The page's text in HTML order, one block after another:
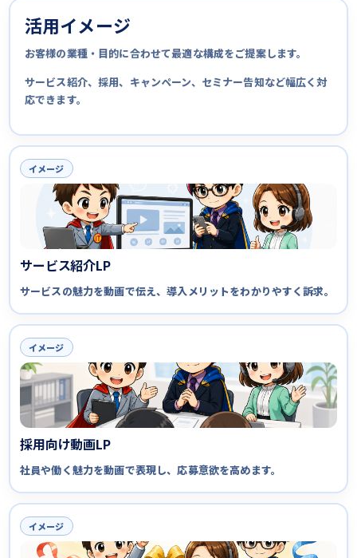
活用イメージ
お客様の業種・目的に合わせて最適な構成をご提案します。
サービス紹介、採用、キャンペーン、セミナー告知など幅広く対
応できます。
イメージ
サービス紹介LP
サービスの魅力を動画で伝え、導入メリットをわかりやすく訴求。
イメージ
採用向け動画LP
社員や働く魅力を動画で表現し、応募意欲を高めます。
イメージ